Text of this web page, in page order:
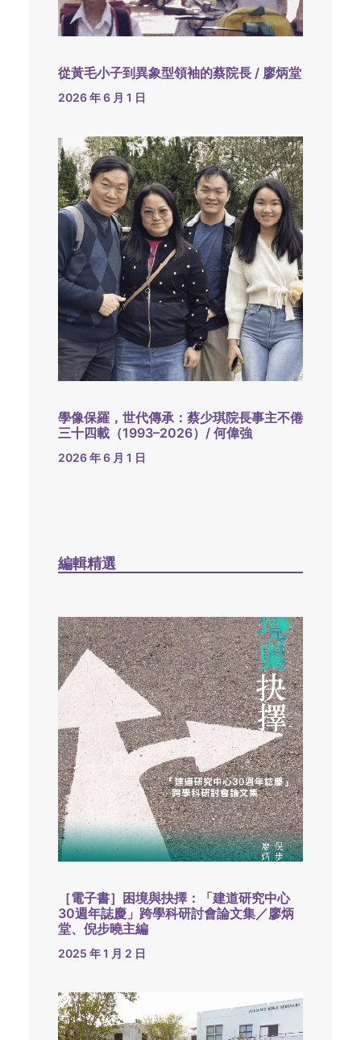
從黃毛小子到異象型領袖的蔡院長 / 廖炳堂
2026 年 6 月 1 日
學像保羅，世代傳承：蔡少琪院長事主不倦
三十四載（1993–2026）/ 何偉強
2026 年 6 月 1 日
編輯精選
［電子書］困境與抉擇：「建道研究中心
30週年誌慶」跨學科研討會論文集／廖炳
堂、倪步曉主編
2025 年 1 月 2 日